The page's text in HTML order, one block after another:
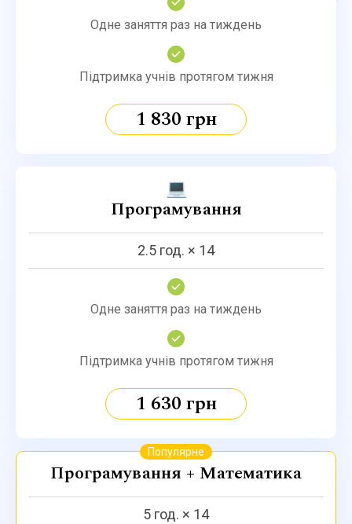
Одне заняття раз на тиждень
Підтримка учнів протягом тижня
1 830 грн
💻
Програмування
2.5 год. × 14
Одне заняття раз на тиждень
Підтримка учнів протягом тижня
1 630 грн
Програмування + Математика
5 год. × 14
Популярне